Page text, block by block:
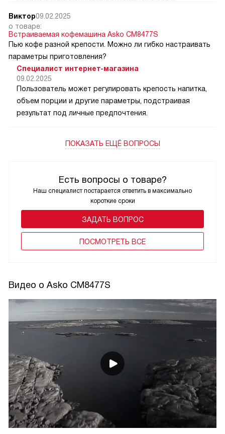
Есть вопросы о товаре?
Наш специалист постарается ответить в максимально
короткие сроки
ЗАДАТЬ ВОПРОС
ПОCМОТРЕТЬ ВСЕ
Виктор09.02.2025
о товаре:
Встраиваемая кофемашина Asko CM8477S
Пью кофе разной крепости. Можно ли гибко настраивать
параметры приготовления?
Специалист интернет-магазина
09.02.2025
Пользователь может регулировать крепость напитка,
объем порции и другие параметры, подстраивая
результат под личные предпочтения.
ПОКАЗАТЬ ЕЩЁ ВОПРОСЫ
Видео о Asko CM8477S